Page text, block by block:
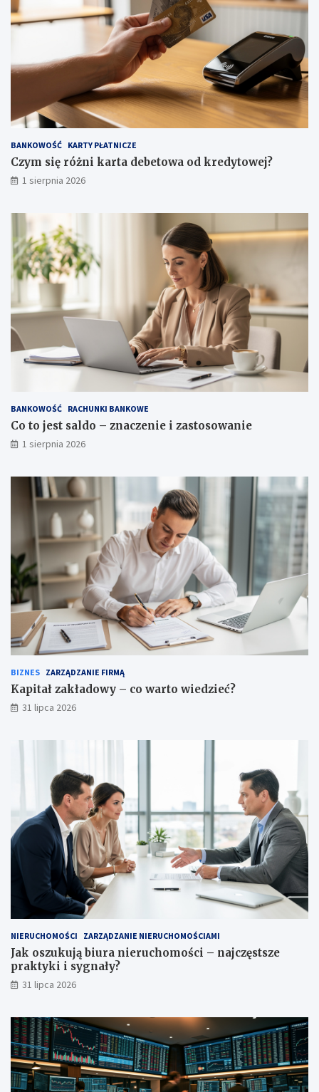
BANKOWOŚĆ KARTY PŁATNICZE
Czym się różni karta debetowa od kredytowej?
1 sierpnia 2026
BANKOWOŚĆ RACHUNKI BANKOWE
Co to jest saldo – znaczenie i zastosowanie
1 sierpnia 2026
BIZNES ZARZĄDZANIE FIRMĄ
Kapitał zakładowy – co warto wiedzieć?
31 lipca 2026
NIERUCHOMOŚCI ZARZĄDZANIE NIERUCHOMOŚCIAMI
Jak oszukują biura nieruchomości – najczęstsze
praktyki i sygnały?
31 lipca 2026